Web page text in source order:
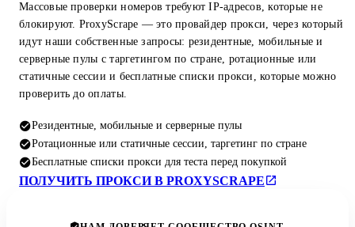
Массовые проверки номеров требуют IP-адресов, которые не
блокируют. ProxyScrape — это провайдер прокси, через который
идут наши собственные запросы: резидентные, мобильные и
серверные пулы с таргетингом по стране, ротационные или
статичные сессии и бесплатные списки прокси, которые можно
проверить до оплаты.
Резидентные, мобильные и серверные пулы
Ротационные или статичные сессии, таргетинг по стране
Бесплатные списки прокси для теста перед покупкой
ПОЛУЧИТЬ ПРОКСИ В PROXYSCRAPE